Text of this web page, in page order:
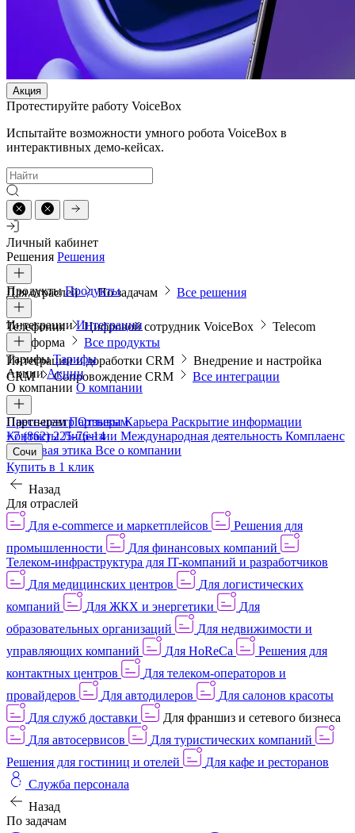
Акция
Протестируйте работу VoiceBox
Испытайте возможности умного робота VoiceBox в
интерактивных демо-кейсах.
Личный кабинет
Решения Решения
Для отраслей По задачам Все решения
ПродуктыПродукты
Телефония Цифровой сотрудник VoiceBox
Telecom
платформа
Все продукты
ИнтеграцииИнтеграции
Интеграции и доработки CRM
Внедрение и настройка
CRM
Сопровождение CRM Все интеграции
ТарифыТарифы
АкцииАкции
О компании О компании
Пресс-центрОтзывыКарьера Раскрытие информации
КонтактыЛицензии Международная деятельность Комплаенс
и деловая этика Все о компании
ПартнерамПартнерам
+7 (862) 225-76-14
Сочи
Купить в 1 клик
Назад
Для отраслей
Для e-commerce и маркетплейсов
Решения для
промышленности
Для финансовых компаний
Телеком-инфраструктура для IT-компаний и разработчиков
Для медицинских центров
Для логистических
компаний
Для ЖКХ и энергетики
Для
образовательных организаций
Для недвижимости и
управляющих компаний
Для HoReCa
Решения для
контактных центров
Для телеком-операторов и
провайдеров
Для автодилеров
Для салонов красоты
Для служб доставки
Для франшиз и сетевого бизнеса
Для автосервисов
Для туристических компаний
Решения для гостиниц и отелей
Для кафе и ресторанов
Служба персонала
Назад
По задачам